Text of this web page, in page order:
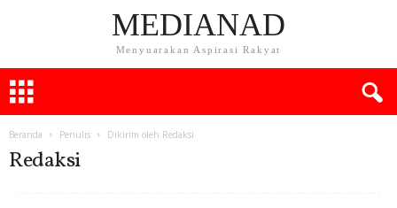
MEDIANAD
Menyuarakan Aspirasi Rakyat
Beranda Penulis Dikirim oleh Redaksi
Redaksi